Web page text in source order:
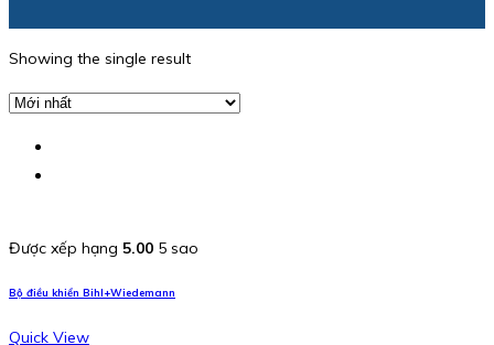
Showing the single result
Được xếp hạng 5.00 5 sao
Bộ điều khiển Bihl+Wiedemann
Quick View